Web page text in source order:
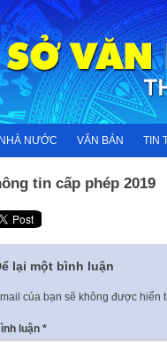
NƯỚC VĂN BẢN TIN
tin cấp phép 2019
lại một bình luận
của bạn sẽ không được hiển
luận *